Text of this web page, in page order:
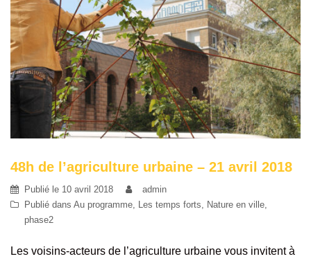
48h de l’agriculture urbaine – 21 avril 2018
Publié le 10 avril 2018
admin
Publié dans Au programme Les temps forts Nature en ville
phase2
Les voisins-acteurs de l’agriculture urbaine vous invitent à